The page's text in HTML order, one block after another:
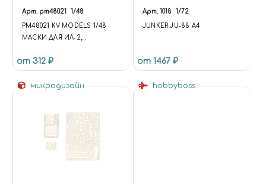
Арт. pm48021 1/48
PM48021 KV MODELS 1/48
МАСКИ ДЛЯ ИЛ-2,
(ОСЕНЬ 1941 Г.)
от 312 ₽
Арт. 1018 1/72
JUNKER JU-88 A4
от 1467 ₽
микродизайн hobbyboss